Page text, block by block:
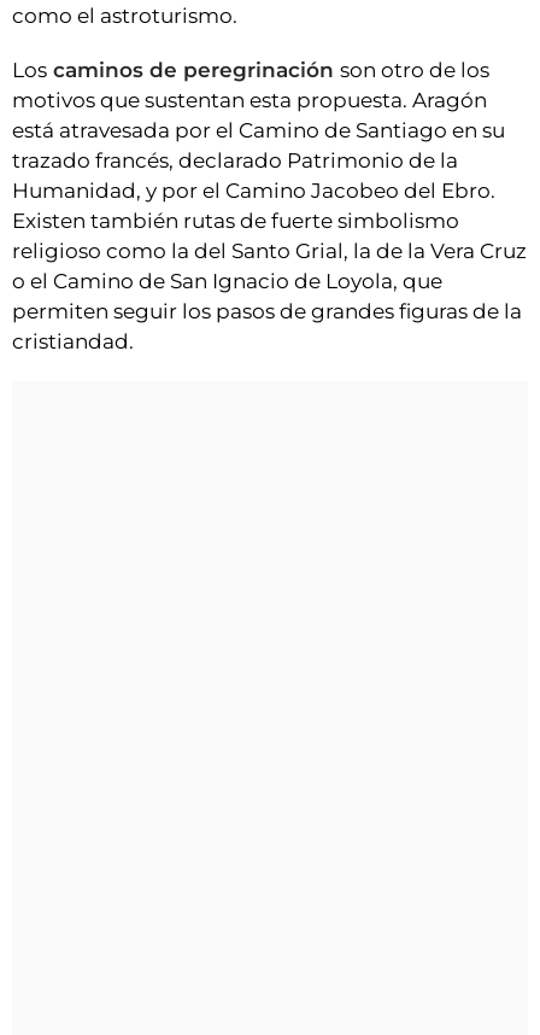
como el astroturismo.
Los caminos de peregrinación son otro de los
motivos que sustentan esta propuesta. Aragón
está atravesada por el Camino de Santiago en su
trazado francés, declarado Patrimonio de la
Humanidad, y por el Camino Jacobeo del Ebro.
Existen también rutas de fuerte simbolismo
religioso como la del Santo Grial, la de la Vera Cruz
o el Camino de San Ignacio de Loyola, que
permiten seguir los pasos de grandes figuras de la
cristiandad.